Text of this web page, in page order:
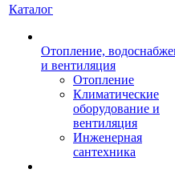
Каталог
Отопление,
и вентиляция
Отопление
Климатические
оборудование и
вентиляция
Инженерная
сантехника